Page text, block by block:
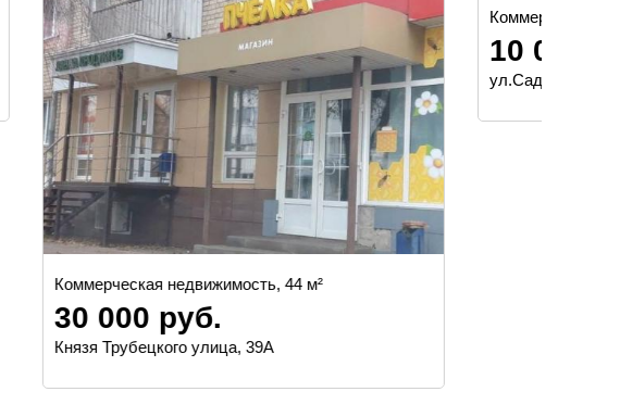
Коммерческая недвижимость, 179 м²
10 000 000 руб.
ул.Садовая, 120л